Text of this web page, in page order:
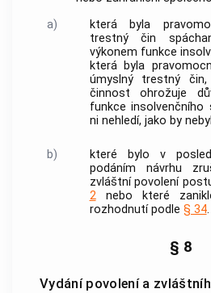
a)
která byla
trestný čin
výkonem funkce
která byla
úmyslný trestný čin,
činnost ohrožuje
funkceinsolvenčního
ni nehledí, jako by
b)
které bylo v
podáním návrhu
zvláštní povolení
2nebo které
rozhodnutí podle § 34.
§ 8
Vydání povolení a